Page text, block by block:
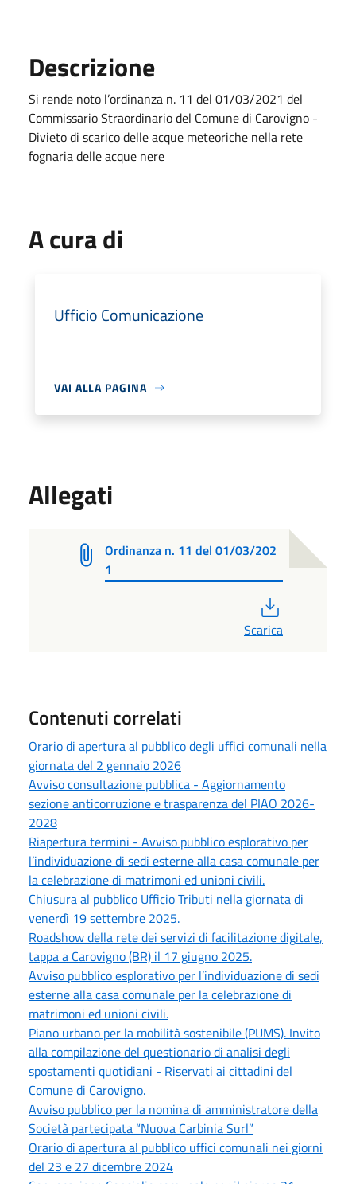
Descrizione
Si rende noto l’ordinanza n. 11 del 01/03/2021 del
Commissario Straordinario del Comune di Carovigno -
Divieto di scarico delle acque meteoriche nella rete
fognaria delle acque nere
A cura di
Ufficio Comunicazione
VAI ALLA PAGINA
Allegati
Ordinanza n. 11 del 01/03/202
1
Scarica
Contenuti correlati
Orario di apertura al pubblico degli uffici comunali nella
giornata del 2 gennaio 2026
Avviso consultazione pubblica - Aggiornamento
sezione anticorruzione e trasparenza del PIAO 2026-
2028
Riapertura termini - Avviso pubblico esplorativo per
l’individuazione di sedi esterne alla casa comunale per
la celebrazione di matrimoni ed unioni civili.
Chiusura al pubblico Ufficio Tributi nella giornata di
venerdì 19 settembre 2025.
Roadshow della rete dei servizi di facilitazione digitale,
tappa a Carovigno (BR) il 17 giugno 2025.
Avviso pubblico esplorativo per l’individuazione di sedi
esterne alla casa comunale per la celebrazione di
matrimoni ed unioni civili.
Piano urbano per la mobilità sostenibile (PUMS). Invito
alla compilazione del questionario di analisi degli
spostamenti quotidiani - Riservati ai cittadini del
Comune di Carovigno.
Avviso pubblico per la nomina di amministratore della
Società partecipata “Nuova Carbinia Surl”
Orario di apertura al pubblico uffici comunali nei giorni
del 23 e 27 dicembre 2024